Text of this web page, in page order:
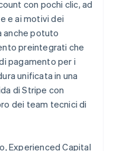
con pochi clic, ad
e ai motivi dei
anche potuto
preintegrati che
pagamento per i
unificata in una
di Stripe con
dei team tecnici di
Experienced Capital